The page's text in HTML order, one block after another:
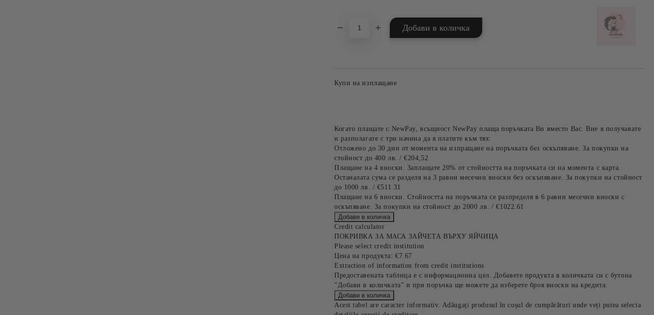
Купи на изплащане
Когато плащате с NewPay, всъщност NewPay плаща поръчката Ви вместо Вас. Вие я получавате
и разполагате с три начина да я платите към тях:
Отложено до 30 дни от момента на изпращане на поръчката без оскъпяване. За покупки на
стойност до 400 лв. / €204,52
Плащане на 4 вноски. Заплащате 20% от стойността на поръчката си на момента с карта.
Останалата сума се разделя на 3 равни месечни вноски без оскъпяване. За покупки на стойност
до 1000 лв. / €511.31
Плащане на 6 вноски. Стойността на поръчката се разпределя в 6 равни месечни вноски с
оскъпяване. За покупки на стойност до 2000 лв. / €1022.61
Credit calculator
ПОКРИВКА ЗА МАСА ЗАЙЧЕТА ВЪРХУ ЯЙЧИЦА
Please select credit institution
Цена на продукта: €7.67
Extraction of information from credit institutions
Предоставената таблица е с информационна цел. Добавете продукта в количката си с бутона
"Добави в количката" и при поръчка ще можете да изберете броя вноски на кредита.
Acest tabel are caracter informativ. Adăugați produsul în coșul de cumpărături unde veți putea selecta